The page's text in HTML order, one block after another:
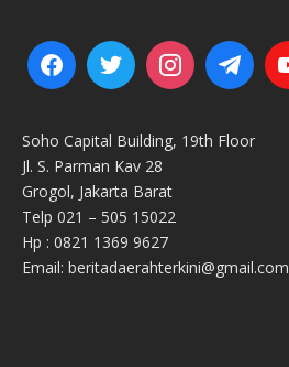
Soho Capital Building, 19th Floor
Jl. S. Parman Kav 28
Grogol, Jakarta Barat
Telp 021 – 505 15022
Hp : 0821 1369 9627
Email: beritadaerahterkini@gmail.com